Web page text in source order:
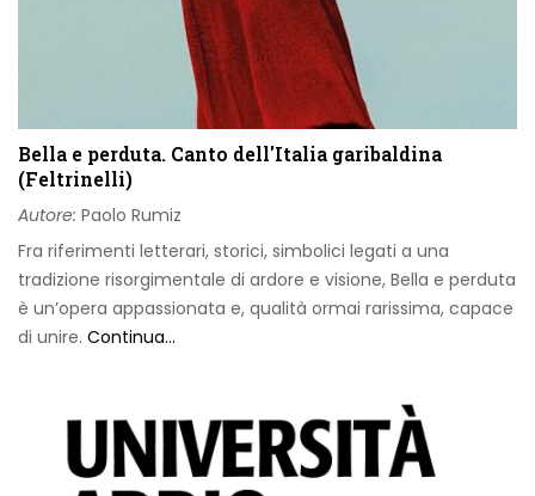
Bella e perduta. Canto dell'Italia garibaldina
(Feltrinelli)
Autore: Paolo Rumiz
Fra riferimenti letterari, storici, simbolici legati a una
tradizione risorgimentale di ardore e visione, Bella e perduta
è un’opera appassionata e, qualità ormai rarissima, capace
di unire. Continua...